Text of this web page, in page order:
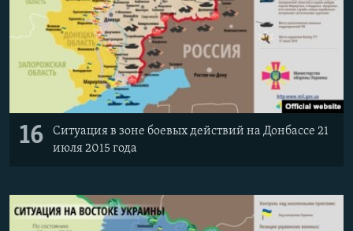
16
Ситуация в зоне боевых действий на Донбассе 21
июля 2015 года